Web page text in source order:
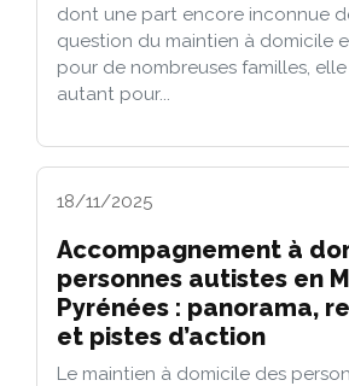
dont une part encore inconnue
question du maintien à domicile
pour de nombreuses familles, elle
autant pour...
18/11/2025
Accompagnement à
personnes autistes en
Pyrénées : panorama,
et pistes d’action
Le maintien à domicile des